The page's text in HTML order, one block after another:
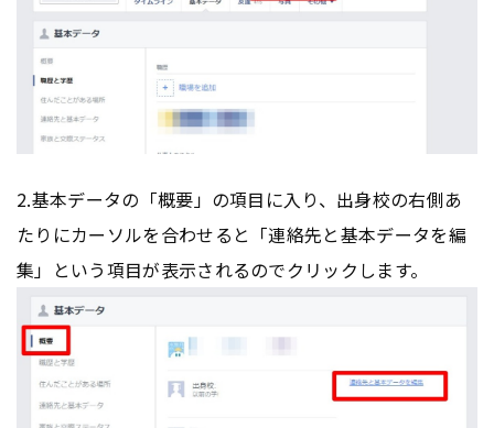
2.基本データの「概要」の項目に入り、出身校の右側あ
たりにカーソルを合わせると「連絡先と基本データを編
集」という項目が表示されるのでクリックします。